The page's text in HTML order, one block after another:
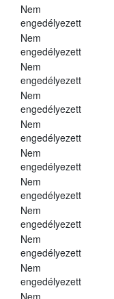
Nem
engedélyezett
Nem
engedélyezett
Nem
engedélyezett
Nem
engedélyezett
Nem
engedélyezett
Nem
engedélyezett
Nem
engedélyezett
Nem
engedélyezett
Nem
engedélyezett
Nem
engedélyezett
Nem